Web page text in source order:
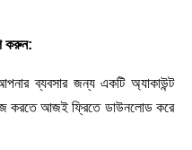
করুন:
ব্যবসার জন্য একটি অ্যাকাউন্ট
করতে আজই ফ্রিতে ডাউনলোড করে